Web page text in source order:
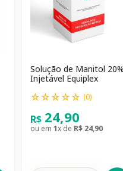
Solução de Manitol 20%
Injetável Equiplex
☆☆☆☆☆ (0)
R$ 24,90
ou em 1x de R$ 24,90